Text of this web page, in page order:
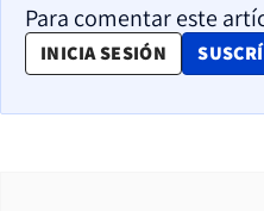
Para comentar este
INICIA SESIÓN OPENS